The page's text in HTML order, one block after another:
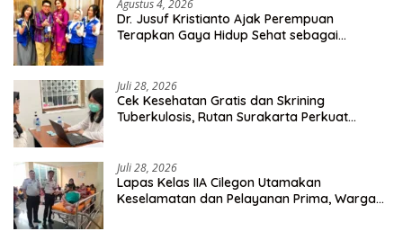
Agustus 4, 2026
Dr. Jusuf Kristianto Ajak Perempuan
Terapkan Gaya Hidup Sehat sebagai
Juli 28, 2026
Cek Kesehatan Gratis dan Skrining
Tuberkulosis, Rutan Surakarta Perkuat
Juli 28, 2026
Lapas Kelas IIA Cilegon Utamakan
Keselamatan dan Pelayanan Prima, Warga